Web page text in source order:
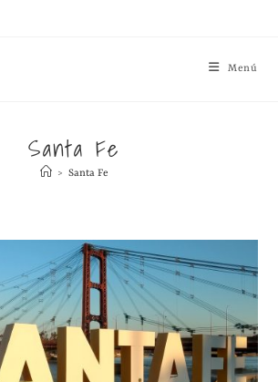
Menú
Santa Fe
> Santa Fe